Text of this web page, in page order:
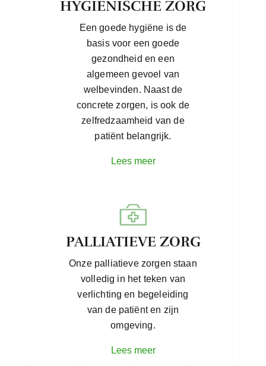
HYGIËNISCHE ZORG
Een goede hygiëne is de
basis voor een goede
gezondheid en een
algemeen gevoel van
welbevinden. Naast de
concrete zorgen, is ook de
zelfredzaamheid van de
patiënt belangrijk.
Lees meer
PALLIATIEVE ZORG
Onze palliatieve zorgen staan
volledig in het teken van
verlichting en begeleiding
van de patiënt en zijn
omgeving.
Lees meer